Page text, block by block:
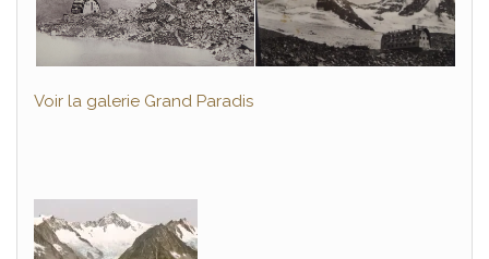
Voir la galerie Grand Paradis
Je hais les spams : votre adresse email ne sera jamais cédée ni revendue.En
vous inscrivant ici, vous recevrez des articles, vidéos, offres commerciales,
podcasts et autres conseils pour vous aider à progresser et développer votre
pratique en montagne, et tout ce qui peut vous y aider directement ou